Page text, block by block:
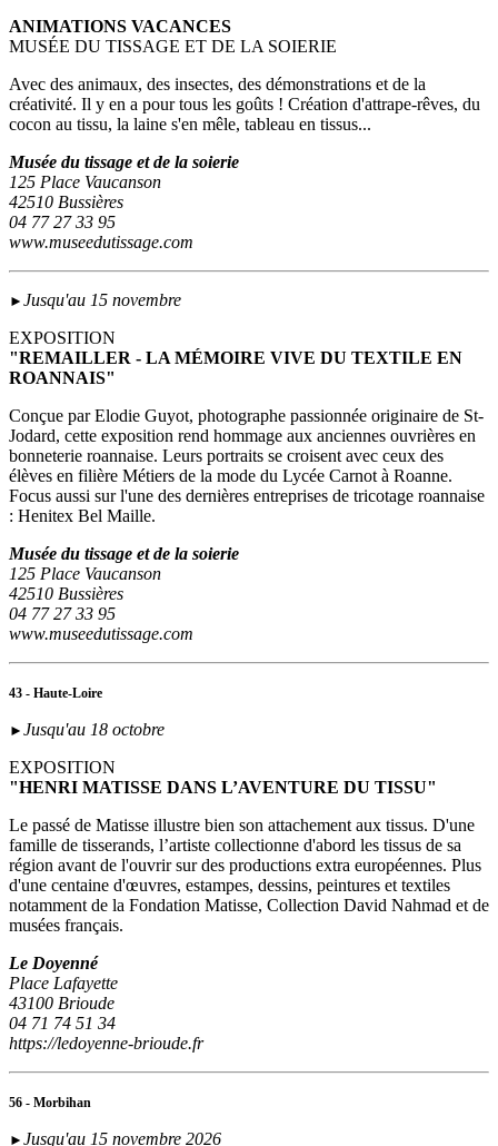
ANIMATIONS VACANCES
MUSÉE DU TISSAGE ET DE LA SOIERIE
Avec des animaux, des insectes, des démonstrations et de la
créativité. Il y en a pour tous les goûts ! Création d'attrape-rêves, du
cocon au tissu, la laine s'en mêle, tableau en tissus...
Musée du tissage et de la soierie
125 Place Vaucanson
42510 Bussières
04 77 27 33 95
www.museedutissage.com
► Jusqu'au 15 novembre
EXPOSITION
"REMAILLER - LA MÉMOIRE VIVE DU TEXTILE EN
ROANNAIS"
Conçue par Elodie Guyot, photographe passionnée originaire de St-
Jodard, cette exposition rend hommage aux anciennes ouvrières en
bonneterie roannaise. Leurs portraits se croisent avec ceux des
élèves en filière Métiers de la mode du Lycée Carnot à Roanne.
Focus aussi sur l'une des dernières entreprises de tricotage roannaise
: Henitex Bel Maille.
Musée du tissage et de la soierie
125 Place Vaucanson
42510 Bussières
04 77 27 33 95
www.museedutissage.com
43 - Haute-Loire
► Jusqu'au 18 octobre
EXPOSITION
"HENRI MATISSE DANS L’AVENTURE DU TISSU"
Le passé de Matisse illustre bien son attachement aux tissus. D'une
famille de tisserands, l’artiste collectionne d'abord les tissus de sa
région avant de l'ouvrir sur des productions extra européennes. Plus
d'une centaine d'œuvres, estampes, dessins, peintures et textiles
notamment de la Fondation Matisse, Collection David Nahmad et de
musées français.
Le Doyenné
Place Lafayette
43100 Brioude
04 71 74 51 34
https://ledoyenne-brioude.fr
56 - Morbihan
► Jusqu'au 15 novembre 2026